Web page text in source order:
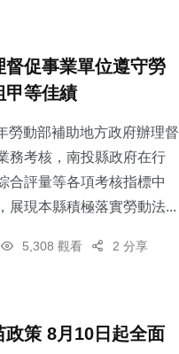
促事業單位遵守勞
甲等佳績
勞動部補助地方政府辦理督
務考核，南投縣政府在行
合評量等各項考核指標中
展現本縣積極落實勞動法...
5,308 觀看 2 分享
策 8月10日起全面